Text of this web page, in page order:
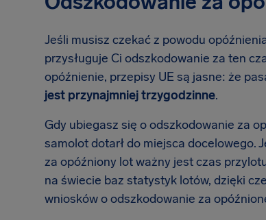
Jeśli musisz czekać z powodu
przysługuje Ci odszkodowanie za ten
opóźnienie, przepisy UE są jasne: że
jest przynajmniej trzygodzinne.
Gdy ubiegasz się o odszkodowanie za
samolot dotarł do miejsca docelowego.
za opóźniony lot ważny jest czas
na świecie baz statystyk lotów, dzięki
wniosków o odszkodowanie za